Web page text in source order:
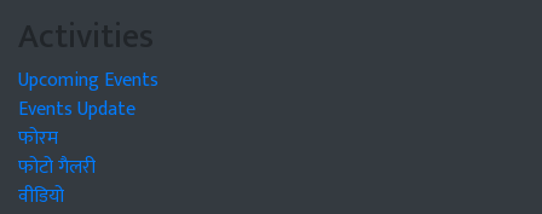
Activities
Upcoming Events
Events Update
फोरम
फोटो गैलरी
वीडियो